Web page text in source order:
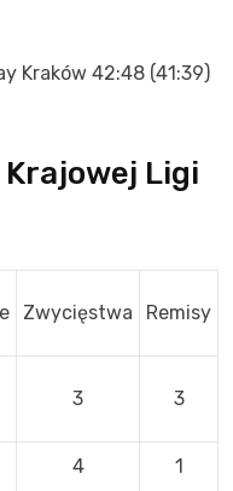
Kraków 42:48 (41:39)
Ligi
Zwycięstwa Remisy
3 3
4 1